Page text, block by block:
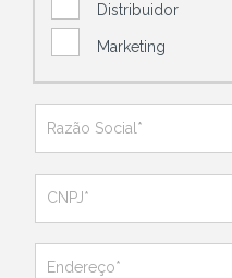
Distribuidor
Marketing